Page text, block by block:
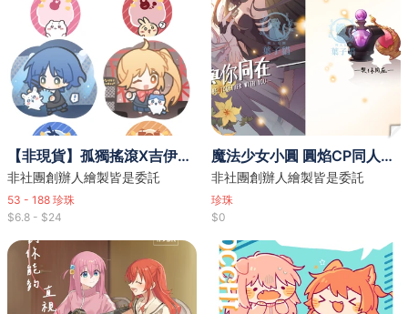
【非現貨】孤獨搖滾X吉伊卡哇 結束樂團單人同人小立牌 後藤一里（小孤獨）、喜多郁代、伊地知虹夏、山田涼 畫師：兔荼茶
非社團創辦人繪製皆是委託
53 - 188 珍珠
$6.8 - $24
魔法少女小圓 圓焰CP同人本--與你同在 （有套組哦） 同人本畫師：76彼 立牌畫師：CMI
非社團創辦人繪製皆是委託
珍珠
$0